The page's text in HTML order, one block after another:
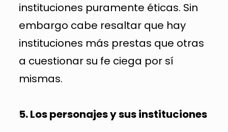
instituciones puramente éticas. Sin
embargo cabe resaltar que hay
instituciones más prestas que otras
a cuestionar su fe ciega por sí
mismas.
5. Los personajes y sus instituciones